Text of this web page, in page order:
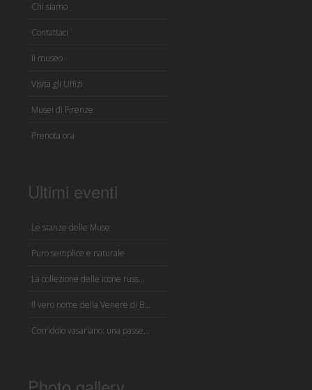
Chi siamo
Contattaci
Il museo
Visita gli Uffizi
Musei di Firenze
Prenota ora
Ultimi eventi
Le stanze delle Muse
Puro semplice e naturale
La collezione delle icone russ...
Il vero nome della Venere di B...
Corridoio vasariano: una passe...